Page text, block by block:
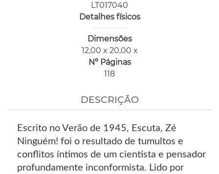
LT017040
Detalhes físicos
Dimensões
12,00 x 20,00 x
Nº Páginas
118
DESCRIÇÃO
Escrito no Verão de 1945, Escuta, Zé
Ninguém! foi o resultado de tumultos e
conflitos íntimos de um cientista e pensador
profundamente inconformista. Lido por